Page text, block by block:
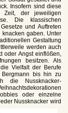
Insofern sind diese
Zeit, der jeweiligen
Die klassischen
und Auftreten
gaben. Unter
Gestaltung
werden auch
oder Angst einflößen,
besitzen. Als
Vielfalt der Berufe
Bergmann bis hin zu
die Nussknacker-
oder einzelne
Nussknacker wird